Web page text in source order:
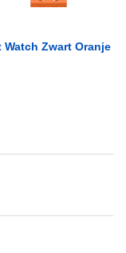
Watch Zwart Oranje